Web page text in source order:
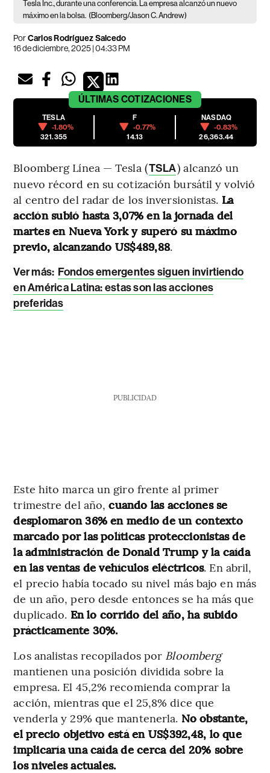
Tesla Inc., durante una conferencia. La empresa alcanzó un nuevo
máximo en la bolsa. (Bloomberg/Jason C. Andrew)
PorCarlos Rodríguez Salcedo
16 de diciembre, 2025 | 04:33 PM
ÚLTIMAS COTIZACIONES
TESLA
-1.80%
321.355
F
-0.77%
14.13
NASDAQ
-0.83%
26,363.44
Bloomberg Línea — Tesla (TSLA) alcanzó un
nuevo récord en su cotización bursátil y volvió
al centro del radar de los inversionistas. La
acción subió hasta 3,07% en la jornada del
martes en Nueva York y superó su máximo
previo, alcanzando US$489,88.
Ver más: Fondos emergentes siguen invirtiendo
en América Latina: estas son las acciones
preferidas
PUBLICIDAD
Este hito marca un giro frente al primer
trimestre del año,cuando las acciones se
desplomaron 36% en medio de un contexto
marcado por las políticas proteccionistas de
la administración de Donald Trump y la caída
en las ventas de vehículos eléctricos. En abril,
el precio había tocado su nivel más bajo en más
de un año, pero desde entonces se ha más que
duplicado. En lo corrido del año, ha subido
prácticamente 30%.
Los analistas recopilados por Bloomberg
mantienen una posición dividida sobre la
empresa. El 45,2% recomienda comprar la
acción, mientras que el 25,8% dice que
venderla y 29% que mantenerla. No obstante,
el precio objetivo está en US$392,48, lo que
implicaría una caída de cerca del 20% sobre
los niveles actuales.